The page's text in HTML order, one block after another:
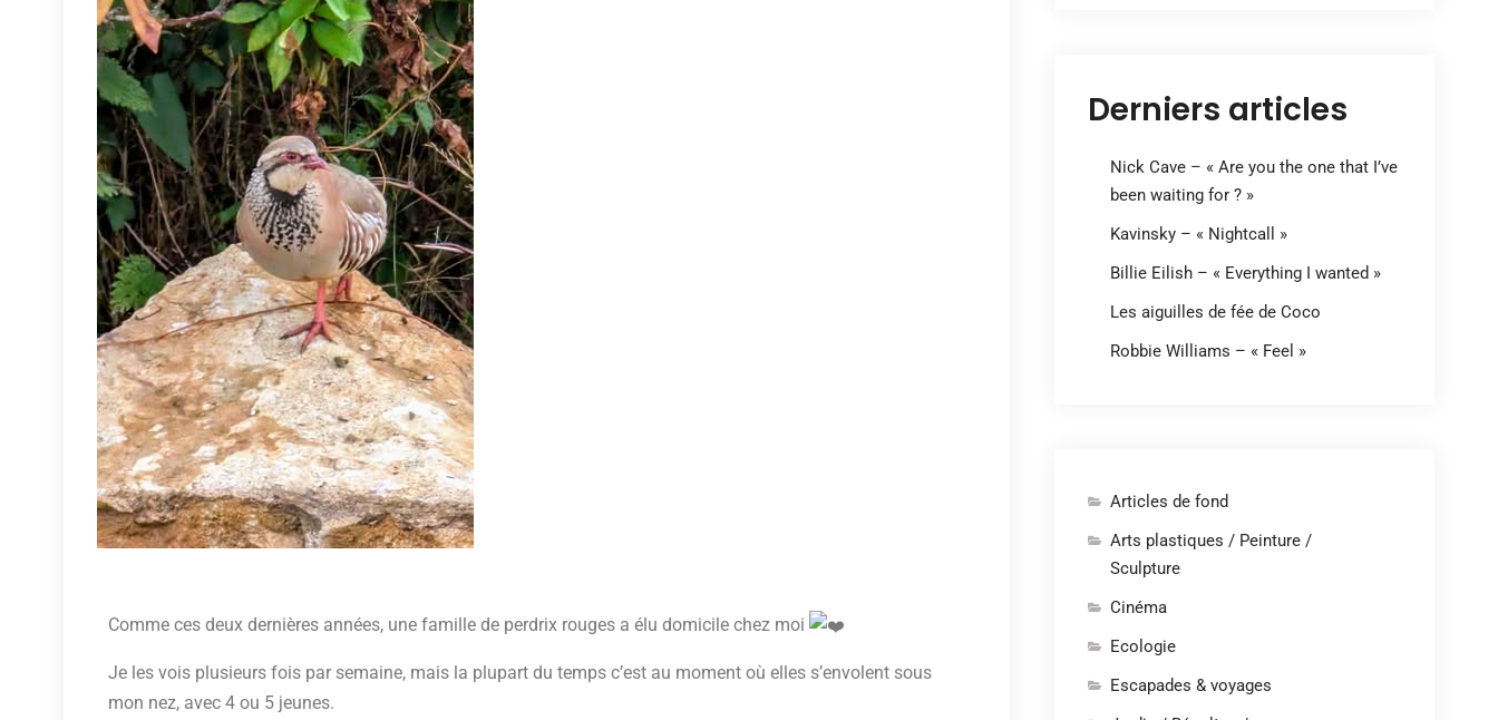
Comme ces deux dernières années, une famille de perdrix rouges a élu domicile chez moi
Je les vois plusieurs fois par semaine, mais la plupart du temps c’est au moment où elles s’envolent sous
mon nez, avec 4 ou 5 jeunes.
Derniers articles
Nick Cave – « Are you the one that I’ve
been waiting for ? »
Kavinsky – « Nightcall »
Billie Eilish – « Everything I wanted »
Les aiguilles de fée de Coco
Robbie Williams – « Feel »
Articles de fond
Arts plastiques / Peinture /
Sculpture
Cinéma
Ecologie
Escapades & voyages